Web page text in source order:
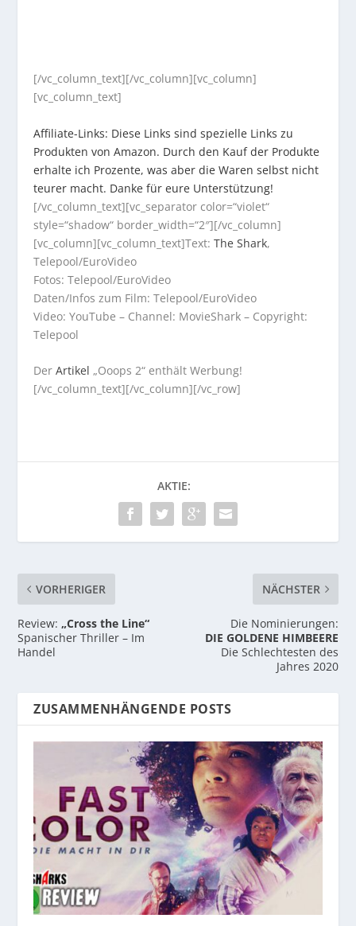
[/vc_column_text][/vc_column][vc_column]
[vc_column_text]
Affiliate-Links: Diese Links sind spezielle Links zu
Produkten von Amazon. Durch den Kauf der Produkte
erhalte ich Prozente, was aber die Waren selbst nicht
teurer macht. Danke für eure Unterstützung!
[/vc_column_text][vc_separator color=“violet“
style=“shadow“ border_width=“2″][/vc_column]
[vc_column][vc_column_text]Text:The Shark,
Telepool/EuroVideo
Fotos: Telepool/EuroVideo
Daten/Infos zum Film: Telepool/EuroVideo
Video: YouTube – Channel: MovieShark – Copyright:
Telepool
DerArtikel „Ooops 2“ enthält Werbung!
[/vc_column_text][/vc_column][/vc_row]
AKTIE:
VORHERIGER
Review:„Cross the Line“
Spanischer Thriller – Im
Handel
NÄCHSTER
Die Nominierungen:
DIE GOLDENE HIMBEERE
Die Schlechtesten des
Jahres 2020
ZUSAMMENHÄNGENDE POSTS